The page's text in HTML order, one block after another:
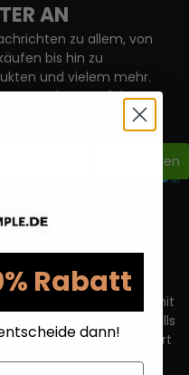
AN
zu allem, von
bis hin zu
und vielem mehr.
Newsletter erfahren,
Registrieren
willigen Sie damit
E-Mail-Adresse sowie (falls
Geschlecht gespeichert
auf Grundlage Ihrer
Rabatt
dann!